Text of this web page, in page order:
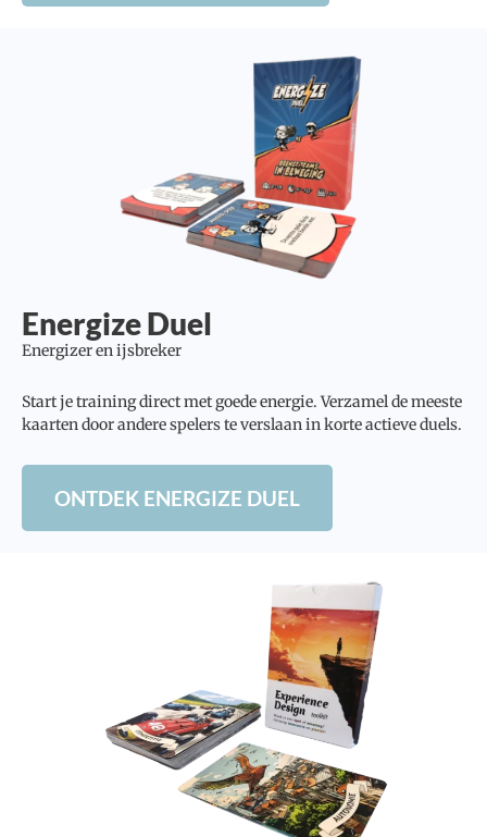
Energize Duel
Energizer en ijsbreker
Start je training direct met goede energie. Verzamel de meeste
kaarten door andere spelers te verslaan in korte actieve duels.
ONTDEK ENERGIZE DUEL